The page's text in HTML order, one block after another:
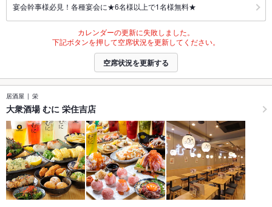
宴会幹事様必見！各種宴会に★6名様以上で1名様無料★
カレンダーの更新に失敗しました。
下記ボタンを押して空席状況を更新してください。
空席状況を更新する
居酒屋 栄
大衆酒場 むに 栄住吉店